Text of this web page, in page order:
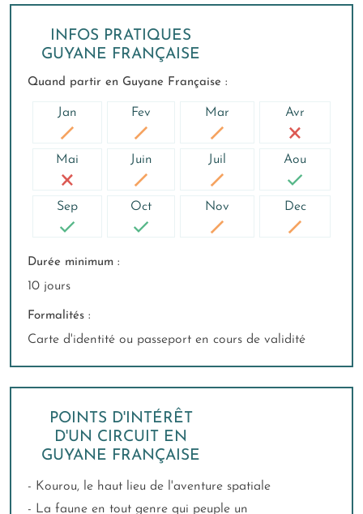
INFOS PRATIQUES
GUYANE FRANÇAISE
Quand partir en Guyane Française :
Jan Fev Mar Avr
Mai Juin Juil Aou
Sep Oct Nov Dec
Durée minimum :
10 jours
Formalités :
Carte d'identité ou passeport en cours de validité
POINTS D'INTÉRÊT
D'UN CIRCUIT EN
GUYANE FRANÇAISE
- Kourou, le haut lieu de l'aventure spatiale
- La faune en tout genre qui peuple un